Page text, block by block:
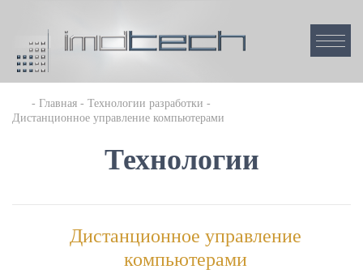
Главная
Технологии разработки
Дистанционное управление компьютерами
Технологии
Дистанционное управление
компьютерами